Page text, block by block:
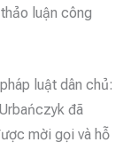
luận công
luật dân chủ:
đã
mời gọi và hỗ